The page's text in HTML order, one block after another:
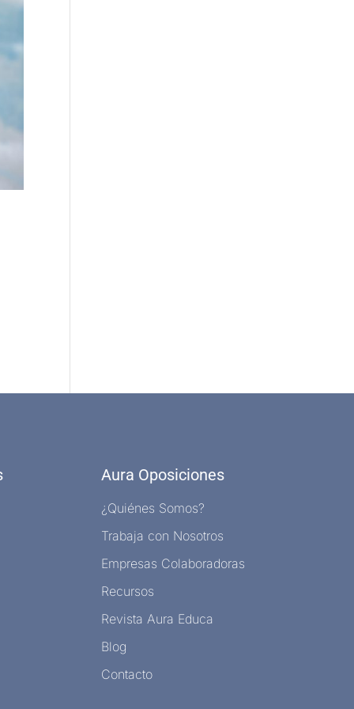
Aura Oposiciones
¿Quiénes Somos?
Trabaja con Nosotros
Empresas Colaboradoras
Recursos
Revista Aura Educa
Blog
Contacto